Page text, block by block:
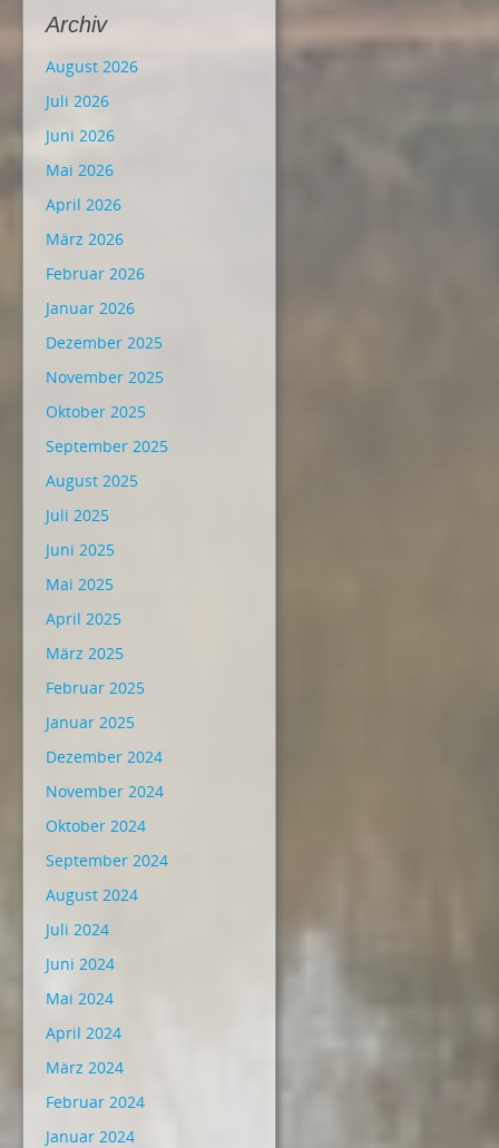
Archiv
August 2026
Juli 2026
Juni 2026
Mai 2026
April 2026
März 2026
Februar 2026
Januar 2026
Dezember 2025
November 2025
Oktober 2025
September 2025
August 2025
Juli 2025
Juni 2025
Mai 2025
April 2025
März 2025
Februar 2025
Januar 2025
Dezember 2024
November 2024
Oktober 2024
September 2024
August 2024
Juli 2024
Juni 2024
Mai 2024
April 2024
März 2024
Februar 2024
Januar 2024